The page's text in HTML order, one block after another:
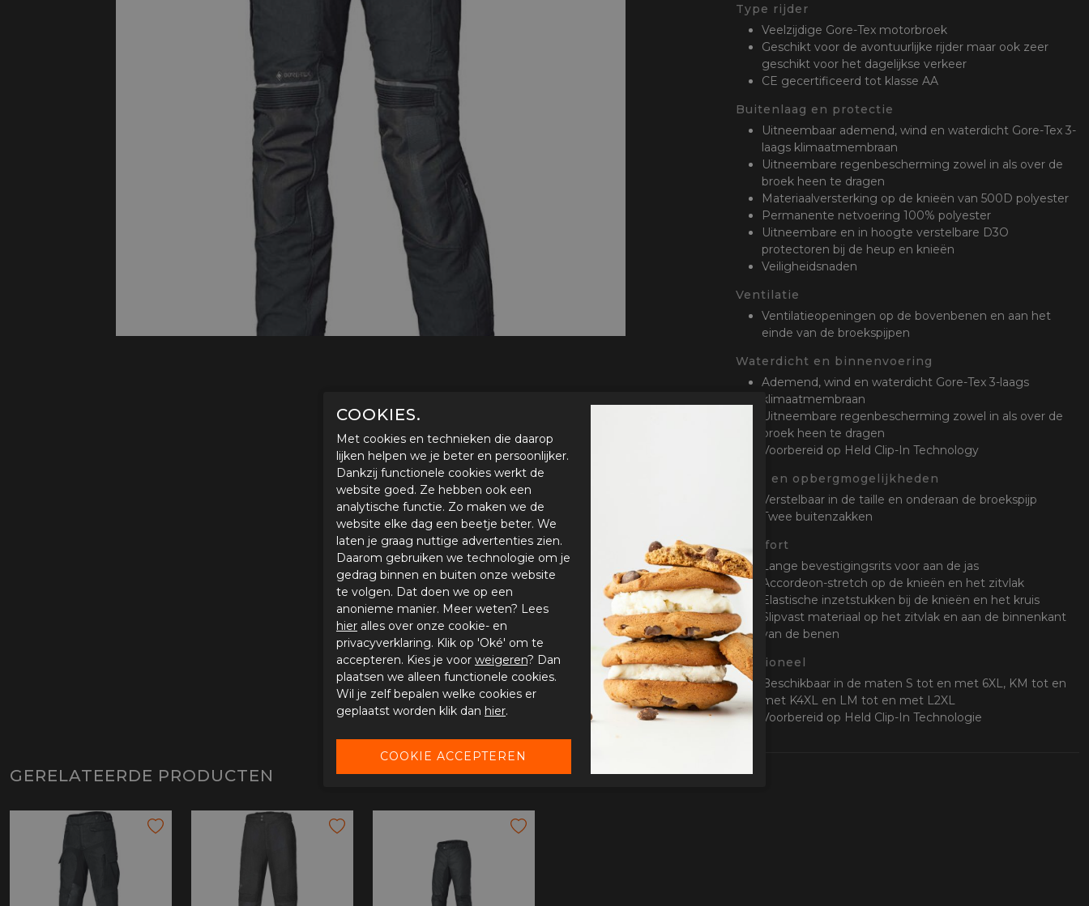
Sloten
Telefoon
Type rijder
Veelzijdige Gore-Tex motorbroek
Geschikt voor de avontuurlijke rijder maar ook zeer
geschikt voor het dagelijkse verkeer
CE gecertificeerd tot klasse AA
Buitenlaag en protectie
Uitneembaar ademend, wind en waterdicht Gore-Tex 3-
laags klimaatmembraan
Uitneembare regenbescherming zowel in als over de
broek heen te dragen
Materiaalversterking op de knieën van 500D polyester
Permanente netvoering 100% polyester
Uitneembare en in hoogte verstelbare D3O
protectoren bij de heup en knieën
Veiligheidsnaden
Ventilatie
Ventilatieopeningen op de bovenbenen en aan het
einde van de broekspijpen
Waterdicht en binnenvoering
Ademend, wind en waterdicht Gore-Tex 3-laags
klimaatmembraan
Uitneembare regenbescherming zowel in als over de
broek heen te dragen
Voorbereid op Held Clip-In Technology
Stel- en opbergmogelijkheden
Verstelbaar in de taille en onderaan de broekspijp
Twee buitenzakken
Comfort
Lange bevestigingsrits voor aan de jas
Accordeon-stretch op de knieën en het zitvlak
Elastische inzetstukken bij de knieën en het kruis
Slipvast materiaal op het zitvlak en aan de binnenkant
van de benen
Optioneel
Beschikbaar in de maten S tot en met 6XL, KM tot en
met K4XL en LM tot en met L2XL
Voorbereid op Held Clip-In Technologie
GERELATEERDE PRODUCTEN
COOKIES.
Met cookies en technieken die daarop
lijken helpen we je beter en persoonlijker.
Dankzij functionele cookies werkt de
website goed. Ze hebben ook een
analytische functie. Zo maken we de
website elke dag een beetje beter. We
laten je graag nuttige advertenties zien.
Daarom gebruiken we technologie om je
gedrag binnen en buiten onze website
te volgen. Dat doen we op een
anonieme manier. Meer weten? Lees
hier alles over onze cookie- en
privacyverklaring. Klik op 'Oké' om te
accepteren. Kies je voor weigeren? Dan
plaatsen we alleen functionele cookies.
Wil je zelf bepalen welke cookies er
geplaatst worden klik dan hier.